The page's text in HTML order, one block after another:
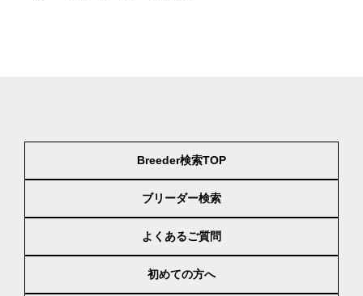
Breeder検索TOP
ブリーダー検索
よくあるご質問
初めての方へ